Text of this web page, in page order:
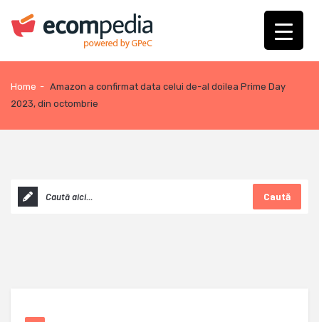
Home - Amazon a confirmat data celui de-al doilea Prime Day
2023, din octombrie
Caută